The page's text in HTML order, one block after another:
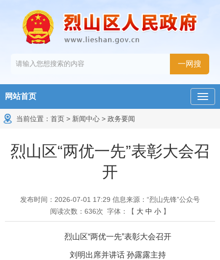
网站首页
当前位置： 首页 > 新闻中心 > 政务要闻
烈山区“两优一先”表彰大会召
开
发布时间：2026-07-01 17:29 信息来源：“烈山先锋”公众号
阅读次数： 636次 字体：【 大 中 小 】
烈山区“两优一先”表彰大会召开
刘明出席并讲话 孙露露主持